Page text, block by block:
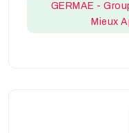
GERMAE -
Mieux